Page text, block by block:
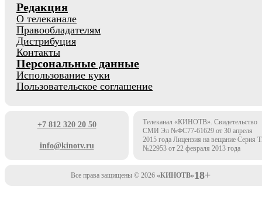
Редакция
О телеканале
Правообладателям
Дистрибуция
Контакты
Персональные данные
Использование куки
Пользовательское соглашение
+7 812 320 20 50
info@kinotv.ru
Телеканал «КИНОТВ». Свидетельство
СМИ Эл №ФС77-61629 от 30 апреля
2015 года Лицензия на вещание Серия
№22953 от 22 февраля 2013 года
Все права защищены © 2026 «КИНОТВ»18+